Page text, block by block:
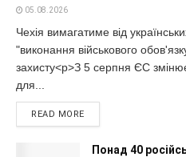
05.08.2026
Чехія вимагатиме від
"виконання військового
захисту<p>З 5 серпня ЄС
для...
READ MORE
Понад 40